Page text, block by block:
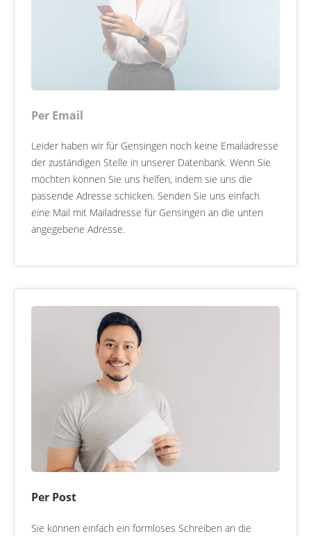
Per Email
Leider haben wir für Gensingen noch keine Emailadresse
der zuständigen Stelle in unserer Datenbank. Wenn Sie
möchten können Sie uns helfen, indem sie uns die
passende Adresse schicken. Senden Sie uns einfach
eine Mail mit Mailadresse für Gensingen an die unten
angegebene Adresse.
Per Post
Sie können einfach ein formloses Schreiben an die